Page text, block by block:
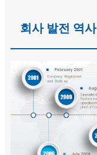
회사 발전 역사